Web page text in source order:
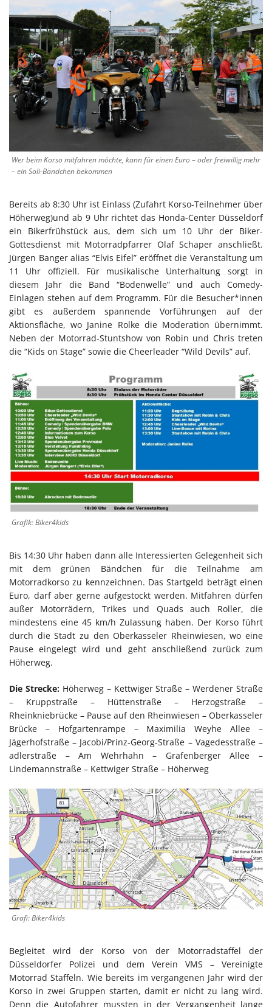
Wer beim Korso mitfahren möchte, kann für einen Euro – oder freiwillig mehr
– ein Soli-Bändchen bekommen
Bereits ab 8:30 Uhr ist Einlass (Zufahrt Korso-Teilnehmer über
Höherweg)und ab 9 Uhr richtet das Honda-Center Düsseldorf
ein Bikerfrühstück aus, dem sich um 10 Uhr der Biker-
Gottesdienst mit Motorradpfarrer Olaf Schaper anschließt.
Jürgen Banger alias “Elvis Eifel” eröffnet die Veranstaltung um
11 Uhr offiziell. Für musikalische Unterhaltung sorgt in
diesem Jahr die Band “Bodenwelle” und auch Comedy-
Einlagen stehen auf dem Programm. Für die Besucher*innen
gibt es außerdem spannende Vorführungen auf der
Aktionsfläche, wo Janine Rolke die Moderation übernimmt.
Neben der Motorrad-Stuntshow von Robin und Chris treten
die “Kids on Stage” sowie die Cheerleader “Wild Devils” auf.
Grafik: Biker4kids
Bis 14:30 Uhr haben dann alle Interessierten Gelegenheit sich
mit dem grünen Bändchen für die Teilnahme am
Motorradkorso zu kennzeichnen. Das Startgeld beträgt einen
Euro, darf aber gerne aufgestockt werden. Mitfahren dürfen
außer Motorrädern, Trikes und Quads auch Roller, die
mindestens eine 45 km/h Zulassung haben. Der Korso führt
durch die Stadt zu den Oberkasseler Rheinwiesen, wo eine
Pause eingelegt wird und geht anschließend zurück zum
Höherweg.
Die Strecke:Höherweg – Kettwiger Straße – Werdener Straße
– Kruppstraße – Hüttenstraße – Herzogstraße –
Rheinkniebrücke – Pause auf den Rheinwiesen – Oberkasseler
Brücke – Hofgartenrampe – Maximilia Weyhe Allee –
Jägerhofstraße – Jacobi/Prinz-Georg-Straße – Vagedesstraße –
adlerstraße – Am Wehrhahn – Grafenberger Allee –
Lindemannstraße – Kettwiger Straße – Höherweg
Grafi: Biker4kids
Begleitet wird der Korso von der Motorradstaffel der
Düsseldorfer Polizei und dem Verein VMS – Vereinigte
Motorrad Staffeln. Wie bereits im vergangenen Jahr wird der
Korso in zwei Gruppen starten, damit er nicht zu lang wird.
Denn die Autofahrer mussten in der Vergangenheit lange